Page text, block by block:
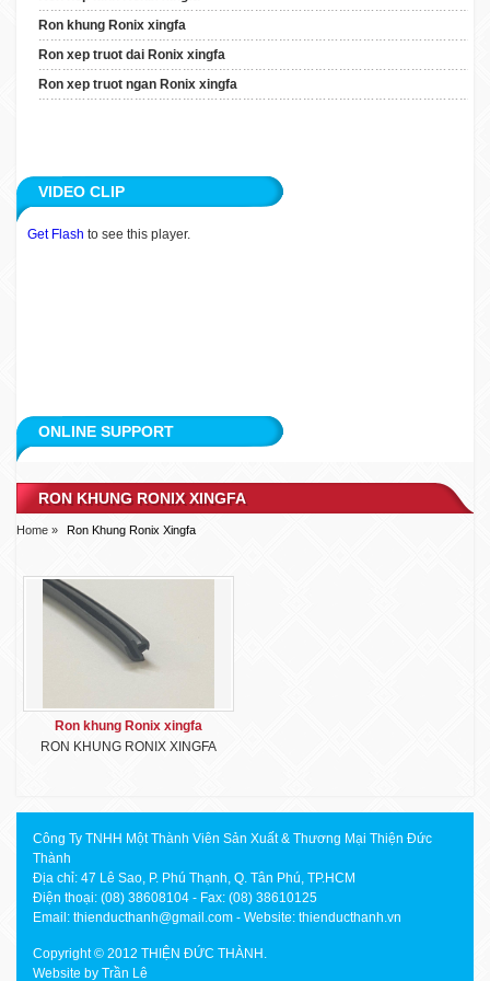
Ron khung Ronix xingfa
Ron xep truot dai Ronix xingfa
Ron xep truot ngan Ronix xingfa
VIDEO CLIP
Get Flash to see this player.
ONLINE SUPPORT
RON KHUNG RONIX XINGFA
Home » Ron Khung Ronix Xingfa
Ron khung Ronix xingfa
RON KHUNG RONIX XINGFA
Công Ty TNHH Một Thành Viên Sản Xuất & Thương Mại Thiện Đức
Thành
Địa chỉ: 47 Lê Sao, P. Phú Thạnh, Q. Tân Phú, TP.HCM
Điện thoại: (08) 38608104 - Fax: (08) 38610125
Email: thienducthanh@gmail.com - Website: thienducthanh.vn
Copyright © 2012 THIỆN ĐỨC THÀNH.
Website by Trần Lê
Ron Xep Truot Dai Ronix
Xingfa
Ron Xep Truot Ngan Ronix
Xingfa
ARTICLE